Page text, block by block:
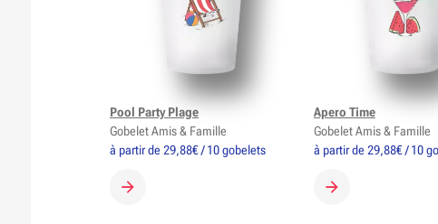
à partir de 29,88€ / 10 gobelets
CRÉER MON GOBELET
Pool Party Plage
Gobelet Amis & Famille
à partir de 29,88€ / 10
CRÉER MON
Apero Time
Gobelet Amis & Famille